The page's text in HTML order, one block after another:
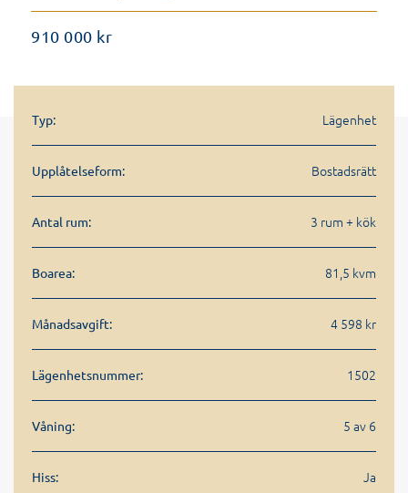
910 000 kr
Typ: Lägenhet
Upplåtelseform: Bostadsrätt
Antal rum: 3 rum + kök
Boarea: 81,5 kvm
Månadsavgift: 4 598 kr
Lägenhetsnummer: 1502
Våning: 5 av 6
Hiss: Ja